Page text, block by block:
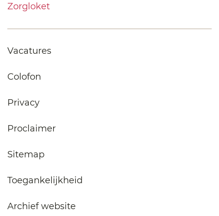
Zorgloket
Vacatures
Colofon
Privacy
Proclaimer
Sitemap
Toegankelijkheid
Archief website